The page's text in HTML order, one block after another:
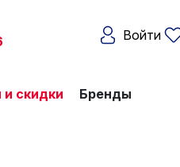
Войти
НАВИГАЦИЯ
и скидки Бренды